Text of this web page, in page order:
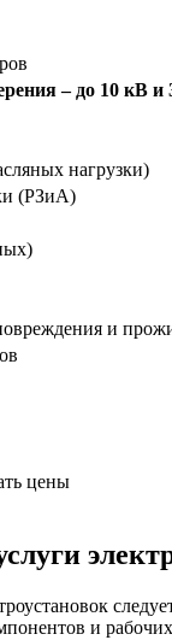
– до 10 кВ и
нагрузки)
(РЗиА)
и
цены
и